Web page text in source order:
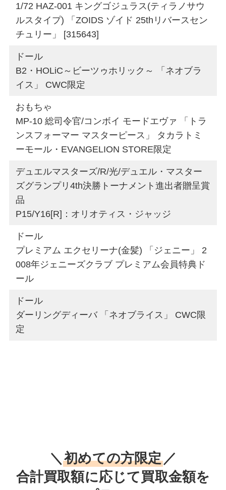
1/72 HAZ-001 キングゴジュラス(ティラノサウ
ルスタイプ) 「ZOIDS ゾイド 25thリバースセン
チュリー」 [315643]
ドール
B2・HOLiC～ビーツゥホリック～ 「ネオブラ
イス」 CWC限定
おもちゃ
MP-10 総司令官/コンボイ モードエヴァ 「トラ
ンスフォーマー マスターピース」 タカラトミ
ーモール・EVANGELION STORE限定
デュエルマスターズ/R/光/デュエル・マスター
ズグランプリ4th決勝トーナメント進出者贈呈賞
品
P15/Y16[R]：オリオティス・ジャッジ
ドール
プレミアム エクセリーナ(金髪) 「ジェニー」 2
008年ジェニーズクラブ プレミアム会員特典ド
ール
ドール
ダーリングディーバ 「ネオブライス」 CWC限
定
＼初めての方限定／
合計買取額に応じて買取金額を